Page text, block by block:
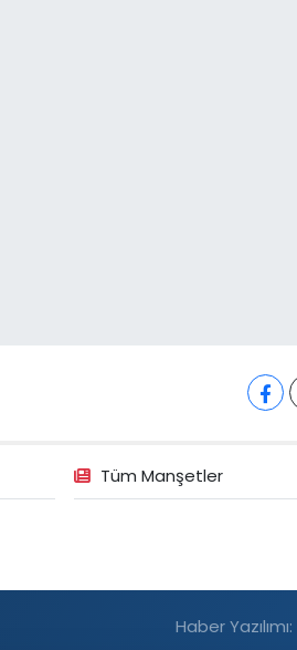
Tüm Manşetler
Haber Yazılımı: